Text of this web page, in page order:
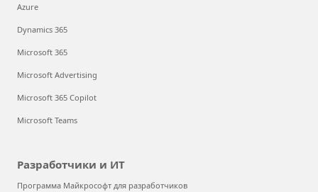
Azure
Dynamics 365
Microsoft 365
Microsoft Advertising
Microsoft 365 Copilot
Microsoft Teams
Разработчики и ИТ
Программа Майкрософт для разработчиков